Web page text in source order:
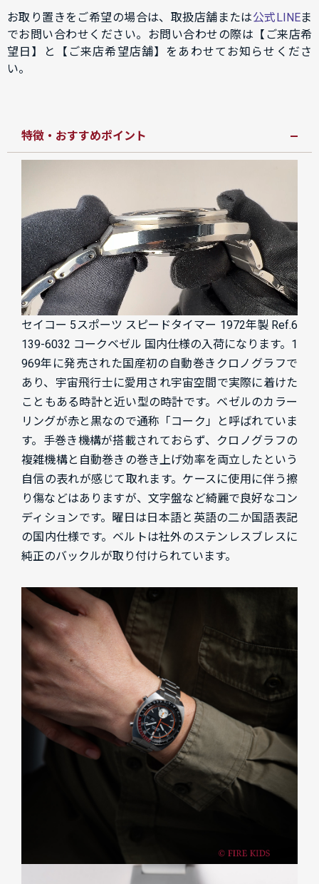
お取り置きをご希望の場合は、取扱店舗または公式LINEま
でお問い合わせください。お問い合わせの際は【ご来店希
望日】と【ご来店希望店舗】をあわせてお知らせくださ
い。
特徴・おすすめポイント
セイコー 5スポーツ スピードタイマー 1972年製 Ref.6
139-6032 コークベゼル 国内仕様の入荷になります。 1
969年に発売された国産初の自動巻きクロノグラフで
あり、宇宙飛行士に愛用され宇宙空間で実際に着けた
こともある時計と近い型の時計です。ベゼルのカラー
リングが赤と黒なので通称「コーク」と呼ばれていま
す。手巻き機構が搭載されておらず、クロノグラフの
複雑機構と自動巻きの巻き上げ効率を両立したという
自信の表れが感じて取れます。ケースに使用に伴う擦
り傷などはありますが、文字盤など綺麗で良好なコン
ディションです。曜日は日本語と英語の二か国語表記
の国内仕様です。ベルトは社外のステンレスブレスに
純正のバックルが取り付けられています。